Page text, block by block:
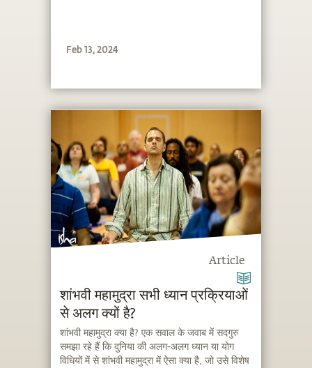
Feb 13, 2024
Article
शांभवी महामुद्रा सभी ध्यान प्रक्रियाओं
से अलग क्यों है?
शांभवी महामुद्रा क्या है? एक सवाल के जवाब में सदगुरु
समझा रहे हैं कि दुनिया की अलग-अलग ध्यान या योग
विधियों में से शांभवी महामुद्रा में ऐसा क्या है, जो उसे विशेष